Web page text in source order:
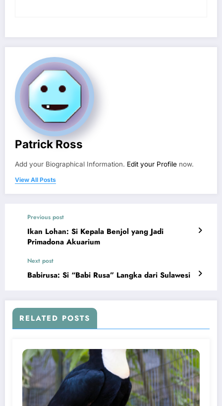
Patrick Ross
Add your Biographical Information. Edit your Profile now.
View All Posts
Previous post
Ikan Lohan: Si Kepala Benjol yang Jadi
Primadona Akuarium
Next post
Babirusa: Si “Babi Rusa” Langka dari Sulawesi
RELATED POSTS